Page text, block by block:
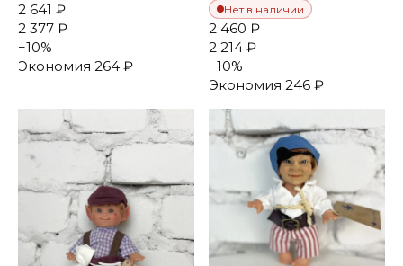
2 641 ₽
2 377 ₽
−10%
Экономия 264 ₽
Нет в наличии
2 460 ₽
2 214 ₽
−10%
Экономия 246 ₽